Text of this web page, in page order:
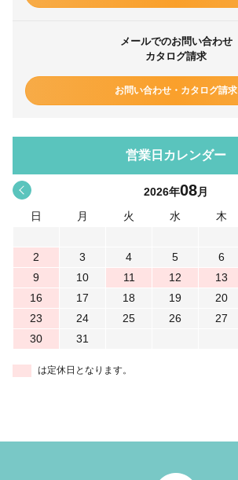
メールでのお問い合わせ
カタログ請求
お問い合わせ・カタログ請求
営業日カレンダー
< 2026年08月
日
月 火 水 木
2
3 4 5 6
9
10 11 12 13
16
17 18 19 20
23
24 25 26 27
30
31
は定休日となります。